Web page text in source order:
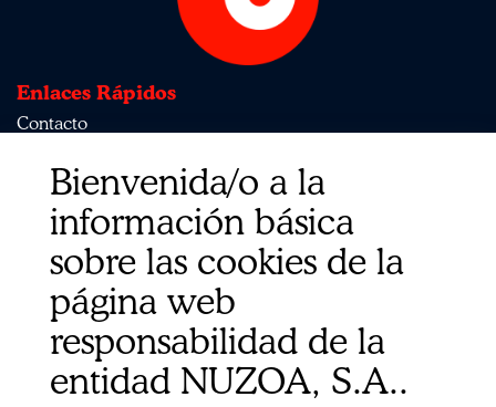
Enlaces Rápidos
Contacto
Política de privacidad
Política de calidad
Política de cookies
Condiciones de Venta
Aviso Legal
Mapa del sitio
Organismos
Ministerio de Agricultura, Pesca, Alimentación y Medio
Bienvenida/o a la
información básica
sobre las cookies de la
página web
responsabilidad de la
entidad NUZOA, S.A..